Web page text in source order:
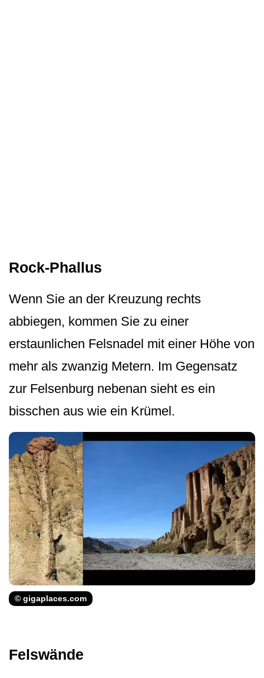
Rock-Phallus
Wenn Sie an der Kreuzung rechts
abbiegen, kommen Sie zu einer
erstaunlichen Felsnadel mit einer Höhe von
mehr als zwanzig Metern. Im Gegensatz
zur Felsenburg nebenan sieht es ein
bisschen aus wie ein Krümel.
© gigaplaces.com
Felswände